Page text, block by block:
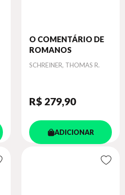
O COMENTÁRIO DE
ROMANOS
Autor
SCHREINER, THOMAS R.
R$ 279,90
ADICIONAR